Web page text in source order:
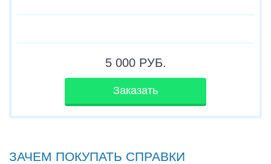
5 000РУБ.
Заказать
ЗАЧЕМ ПОКУПАТЬ СПРАВКИ